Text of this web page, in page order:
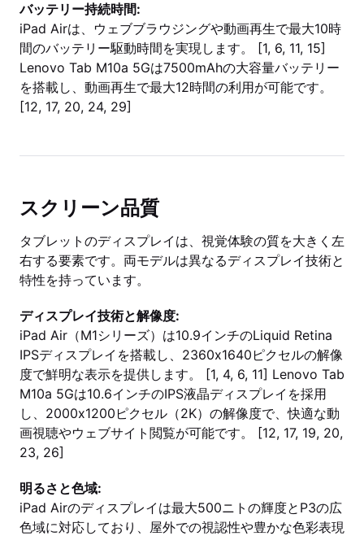
バッテリー持続時間:
iPad Airは、ウェブブラウジングや動画再生で最大10時
間のバッテリー駆動時間を実現します。 [1, 6, 11, 15]
Lenovo Tab M10a 5Gは7500mAhの大容量バッテリー
を搭載し、動画再生で最大12時間の利用が可能です。
[12, 17, 20, 24, 29]
スクリーン品質
タブレットのディスプレイは、視覚体験の質を大きく左
右する要素です。両モデルは異なるディスプレイ技術と
特性を持っています。
ディスプレイ技術と解像度:
iPad Air（M1シリーズ）は10.9インチのLiquid Retina
IPSディスプレイを搭載し、2360x1640ピクセルの解像
度で鮮明な表示を提供します。 [1, 4, 6, 11] Lenovo Tab
M10a 5Gは10.6インチのIPS液晶ディスプレイを採用
し、2000x1200ピクセル（2K）の解像度で、快適な動
画視聴やウェブサイト閲覧が可能です。 [12, 17, 19, 20,
23, 26]
明るさと色域:
iPad Airのディスプレイは最大500ニトの輝度とP3の広
色域に対応しており、屋外での視認性や豊かな色彩表現